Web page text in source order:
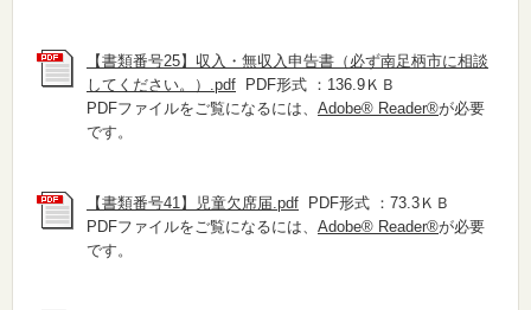
【書類番号25】収入・無収入申告書（必ず南足柄市に相談
してください。）.pdf PDF形式 ：136.9ＫＢ
PDFファイルをご覧になるには、 Adobe® Reader®が必要
です。
【書類番号41】児童欠席届.pdf PDF形式 ：73.3ＫＢ
PDFファイルをご覧になるには、 Adobe® Reader®が必要
です。